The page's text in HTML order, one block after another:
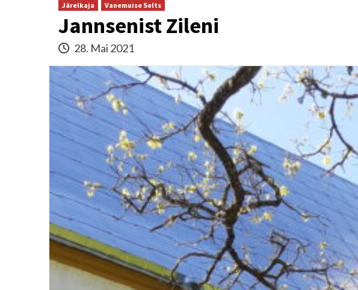
Järelkaja Vanemuise Selts
Jannsenist Zileni
28. Mai 2021